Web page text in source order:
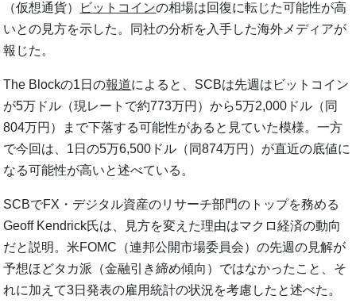
（仮想通貨）
ビットコインの相場は回復に転じた可能性が高
いとの見方を示した。同社の分析を入手した海外メディアが
報じた。
The Blockの1日の報道によると、SCBは先週はビットコイン
が5万ドル（現レートで約773万円）から5万2,000ドル（同
804万円）まで下落する可能性があると見ていた模様。一方
で今回は、1日の5万6,500ドル（同874万円）が直近の底値に
なる可能性が高いと述べている。
SCBでFX・デジタル資産のリサーチ部門のトップを務める
Geoff Kendrick氏は、見方を変えた理由はマクロ経済の動向
だと説明。米FOMC（連邦公開市場委員会）の先週の見解が
予想ほどタカ派（金融引き締め傾向）ではなかったこと、そ
れに加えて3日発表の雇用統計の状況を考慮したと述べた。